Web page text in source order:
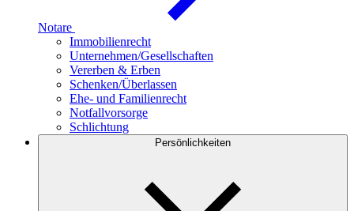
Notare
Immobilienrecht
Unternehmen/Gesellschaften
Vererben & Erben
Schenken/Überlassen
Ehe- und Familienrecht
Notfallvorsorge
Schlichtung
Persönlichkeiten